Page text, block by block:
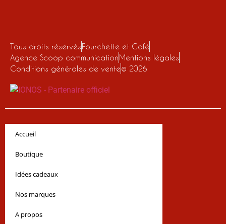
Tous droits réservésFourchette et Café
Agence Scoop communicationMentions légales
Conditions générales de vente© 2026
Accueil
Boutique
Idées cadeaux
Nos marques
A propos